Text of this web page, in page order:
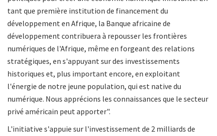
tant que première institution de financement du
développement en Afrique, la Banque africaine de
développement contribuera à repousser les frontières
numériques de l'Afrique, même en forgeant des relations
stratégiques, en s'appuyant sur des investissements
historiques et, plus important encore, en exploitant
l'énergie de notre jeune population, qui est native du
numérique. Nous apprécions les connaissances que le secteur
privé américain peut apporter".
L'initiative s'appuie sur l'investissement de 2 milliards de